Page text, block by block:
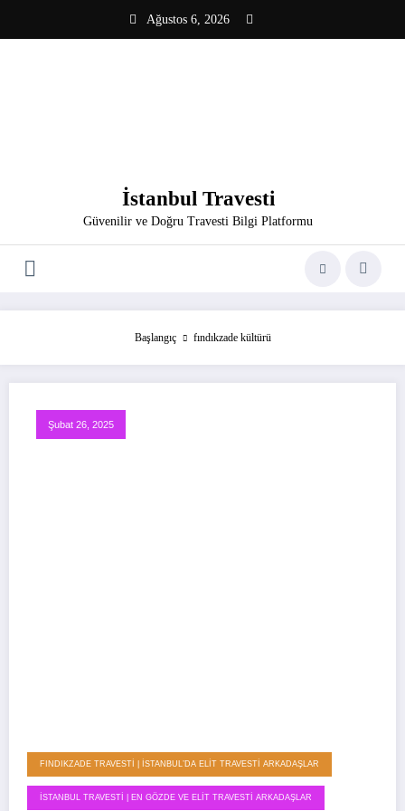
Ağustos 6, 2026
İstanbul Travesti
Güvenilir ve Doğru Travesti Bilgi Platformu
Başlangıç fındıkzade kültürü
Şubat 26, 2025
FINDIKZADE TRAVESTI | İSTANBUL’DA ELIT TRAVESTI ARKADAŞLAR
İSTANBUL TRAVESTI | EN GÖZDE VE ELIT TRAVESTI ARKADAŞLAR